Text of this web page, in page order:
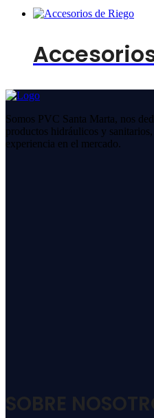
Somos PVC Santa Marta, nos
productos hidráulicos y
experiencia en el mercado.
SOBRE